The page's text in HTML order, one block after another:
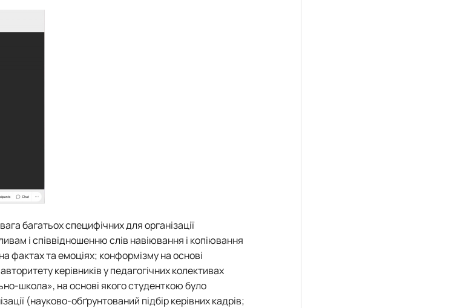
багатьох специфічних для організації
і співвідношенню слів навіювання і копіювання
фактах та емоціях; конформізму на основі
керівників у педагогічних колективах
школа», на основі якого студенткою було
(науково-обґрунтований підбір керівних кадрів;